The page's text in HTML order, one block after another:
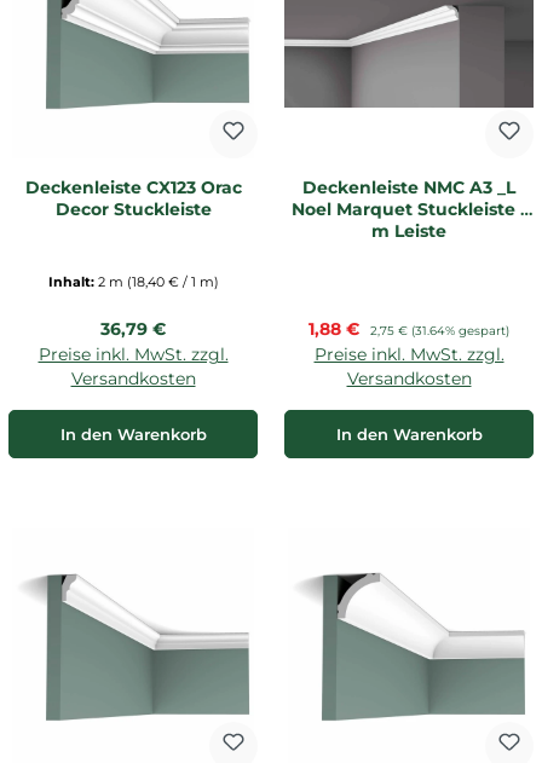
Deckenleiste CX123 Orac
Decor Stuckleiste
Inhalt: 2 m (18,40 € / 1 m)
Regulärer Preis:
36,79 €
Preise inkl. MwSt. zzgl.
Versandkosten
In den Warenkorb
Deckenleiste NMC A3 _L
Noel Marquet Stuckleiste 1
m Leiste
Verkaufspreis:
1,88 € Regulärer Preis:
2,75 € (31.64% gespart)
Preise inkl. MwSt. zzgl.
Versandkosten
In den Warenkorb